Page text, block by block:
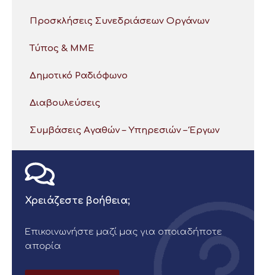
Προσκλήσεις Συνεδριάσεων Οργάνων
Τύπος & ΜΜΕ
Δημοτικό Ραδιόφωνο
Διαβουλεύσεις
Συμβάσεις Αγαθών – Υπηρεσιών – Έργων
Χρειάζεστε βοήθεια;
Επικοινωνήστε μαζί μας για οποιαδήποτε
απορία